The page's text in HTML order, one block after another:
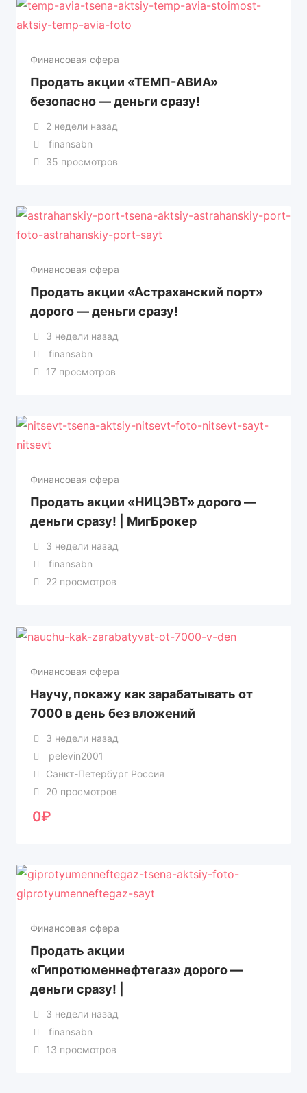
Финансовая сфера
Продать акции «ТЕМП-АВИА»
безопасно — деньги сразу!
2 недели назад
finansabn
35 просмотров
Финансовая сфера
Продать акции «Астраханский порт»
дорого — деньги сразу!
3 недели назад
finansabn
17 просмотров
Финансовая сфера
Продать акции «НИЦЭВТ» дорого —
деньги сразу! | МигБрокер
3 недели назад
finansabn
22 просмотров
Финансовая сфера
Научу, покажу как зарабатывать от
7000 в день без вложений
3 недели назад
pelevin2001
Санкт-Петербург Россия
20 просмотров
0₽
Финансовая сфера
Продать акции
«Гипротюменнефтегаз» дорого —
деньги сразу! |
3 недели назад
finansabn
13 просмотров